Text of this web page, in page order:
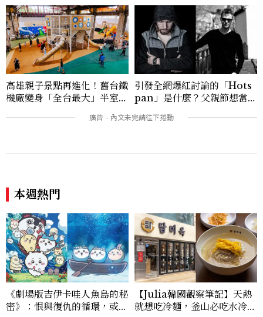
高雄親子景點再進化！舊台鐵
機廠變身「全台最大」半室內
引發全網爆紅討論的「Hots
pan」是什麼？父親節想當天
帥到老的關鍵
本週熱門
《劇場版吉伊卡哇人魚島的秘
密》：恨與復仇的循環，或許
【Julia韓國觀察筆記】天熱
就想吃冷麵，釜山必吃水冷麵